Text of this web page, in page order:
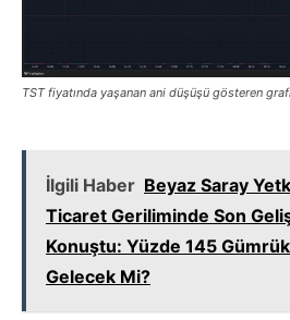
TST fiyatında yaşanan ani düşüşü gösteren
İlgili Haber Beyaz Saray
Ticaret Geriliminde Son
Konuştu: Yüzde 145
Gelecek Mi?